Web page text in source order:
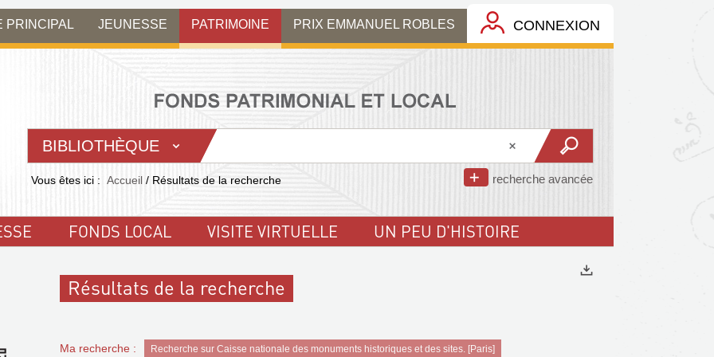
PRINCIPAL JEUNESSE PATRIMOINE PRIX EMMANUEL ROBLES CONNEXION
BIBLIOTHÈQUE
recherche avancée
Vous êtes ici : Accueil / Résultats de la recherche
FONDS LOCAL VISITE VIRTUELLE UN PEU D'HISTOIRE
Résultats de la recherche
Ma recherche : Recherche sur Caisse nationale des monuments historiques et des sites. [Paris]